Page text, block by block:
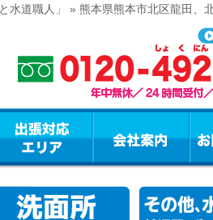
道職人」 » 熊本県熊本市北区龍田、